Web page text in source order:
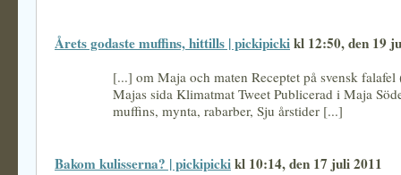
Årets godaste muffins, hittills | pickipickikl 12:50, den 19
[...] om Maja och maten Receptet på svensk
Majas sida Klimatmat Tweet Publicerad i Maja
muffins, mynta, rabarber, Sju årstider [...]
Bakom kulisserna? | pickipickikl 10:14, den 17 juli 2011